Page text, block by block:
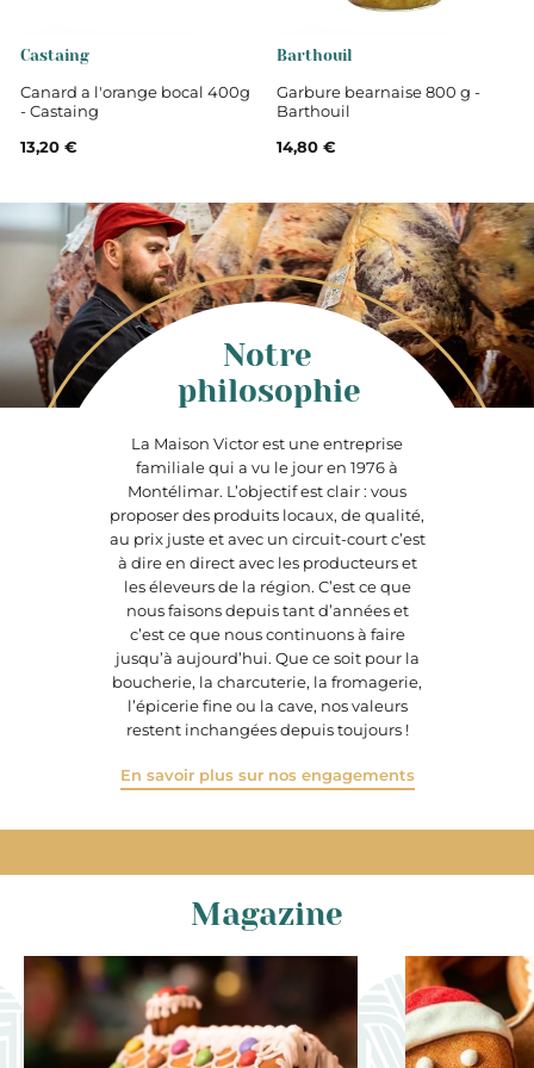
Castaing
Canard a l'orange bocal 400g
- Castaing
13,20 €
Barthouil
Garbure bearnaise 800 g -
Barthouil
14,80 €
La Maison Victor est une entreprise
familiale qui a vu le jour en 1976 à
Montélimar. L’objectif est clair : vous
proposer des produits locaux, de qualité,
au prix juste et avec un circuit-court c’est
à dire en direct avec les producteurs et
les éleveurs de la région. C’est ce que
nous faisons depuis tant d’années et
c’est ce que nous continuons à faire
jusqu’à aujourd’hui. Que ce soit pour la
boucherie, la charcuterie, la fromagerie,
l’épicerie fine ou la cave, nos valeurs
restent inchangées depuis toujours !
En savoir plus sur nos engagements
Notre
philosophie
Magazine